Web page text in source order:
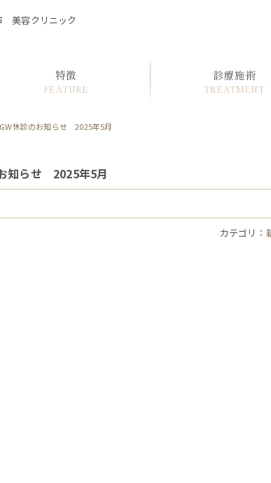
特徴
FEATURE
診療施術
TREATMENT
GW休診のお知らせ 2025年5月
知らせ 2025年5月
カテゴリ：